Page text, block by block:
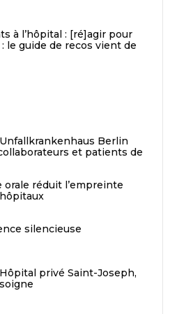
à l’hôpital : [ré]agir pour
le guide de recos vient de
Berlin
et patients de
orale réduit l’empreinte
silencieuse
privé Saint-Joseph,